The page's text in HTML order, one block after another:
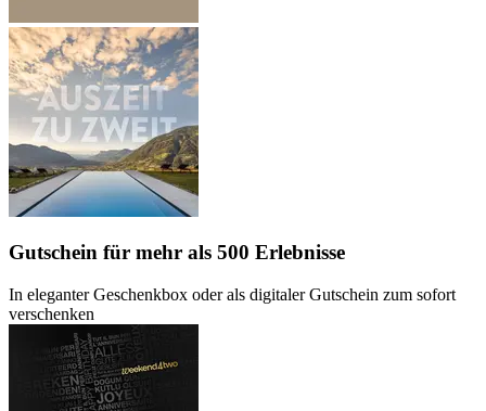
Gutschein für mehr als 500 Erlebnisse
In eleganter Geschenkbox oder als digitaler Gutschein zum sofort
verschenken